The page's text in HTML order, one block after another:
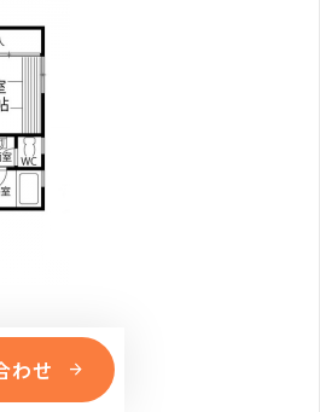
わせ arrow_forward